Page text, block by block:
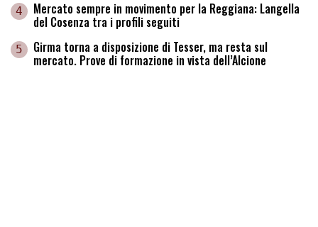
4 Mercato sempre in movimento per la Reggiana: Langella
del Cosenza tra i profili seguiti
5 Girma torna a disposizione di Tesser, ma resta sul
mercato. Prove di formazione in vista dell’Alcione